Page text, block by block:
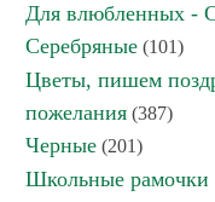
Для влюбленных -
Серебряные (101)
Цветы, пишем
пожелания (387)
Черные (201)
Школьные рамочки